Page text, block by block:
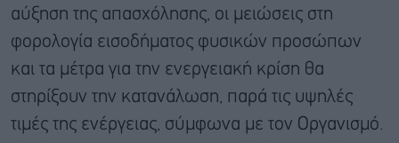
αύξηση της απασχόλησης, οι μειώσεις στη
φορολογία εισοδήματος φυσικών προσώπων
και τα μέτρα για την ενεργειακή κρίση θα
στηρίξουν την κατανάλωση, παρά τις υψηλές
τιμές της ενέργειας, σύμφωνα με τον Οργανισμό.